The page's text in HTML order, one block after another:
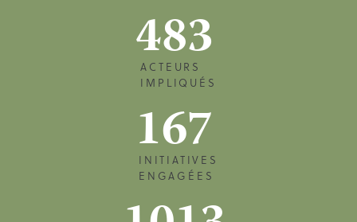
483
ACTEURS
IMPLIQUÉS
167
INITIATIVES
ENGAGÉES